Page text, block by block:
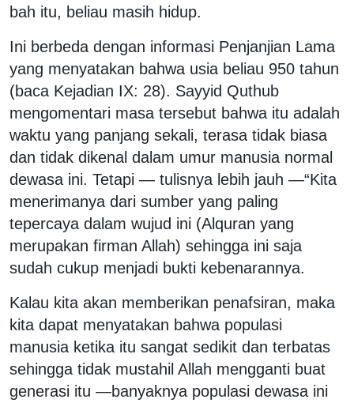
bah itu, beliau masih hidup.
Ini berbeda dengan informasi Penjanjian Lama
yang menyatakan bahwa usia beliau 950 tahun
(baca Kejadian IX: 28). Sayyid Quthub
mengomentari masa tersebut bahwa itu adalah
waktu yang panjang sekali, terasa tidak biasa
dan tidak dikenal dalam umur manusia normal
dewasa ini. Tetapi — tulisnya lebih jauh —“Kita
menerimanya dari sumber yang paling
tepercaya dalam wujud ini (Alquran yang
merupakan firman Allah) sehingga ini saja
sudah cukup menjadi bukti kebenarannya.
Kalau kita akan memberikan penafsiran, maka
kita dapat menyatakan bahwa populasi
manusia ketika itu sangat sedikit dan terbatas
sehingga tidak mustahil Allah mengganti buat
generasi itu —banyaknya populasi dewasa ini